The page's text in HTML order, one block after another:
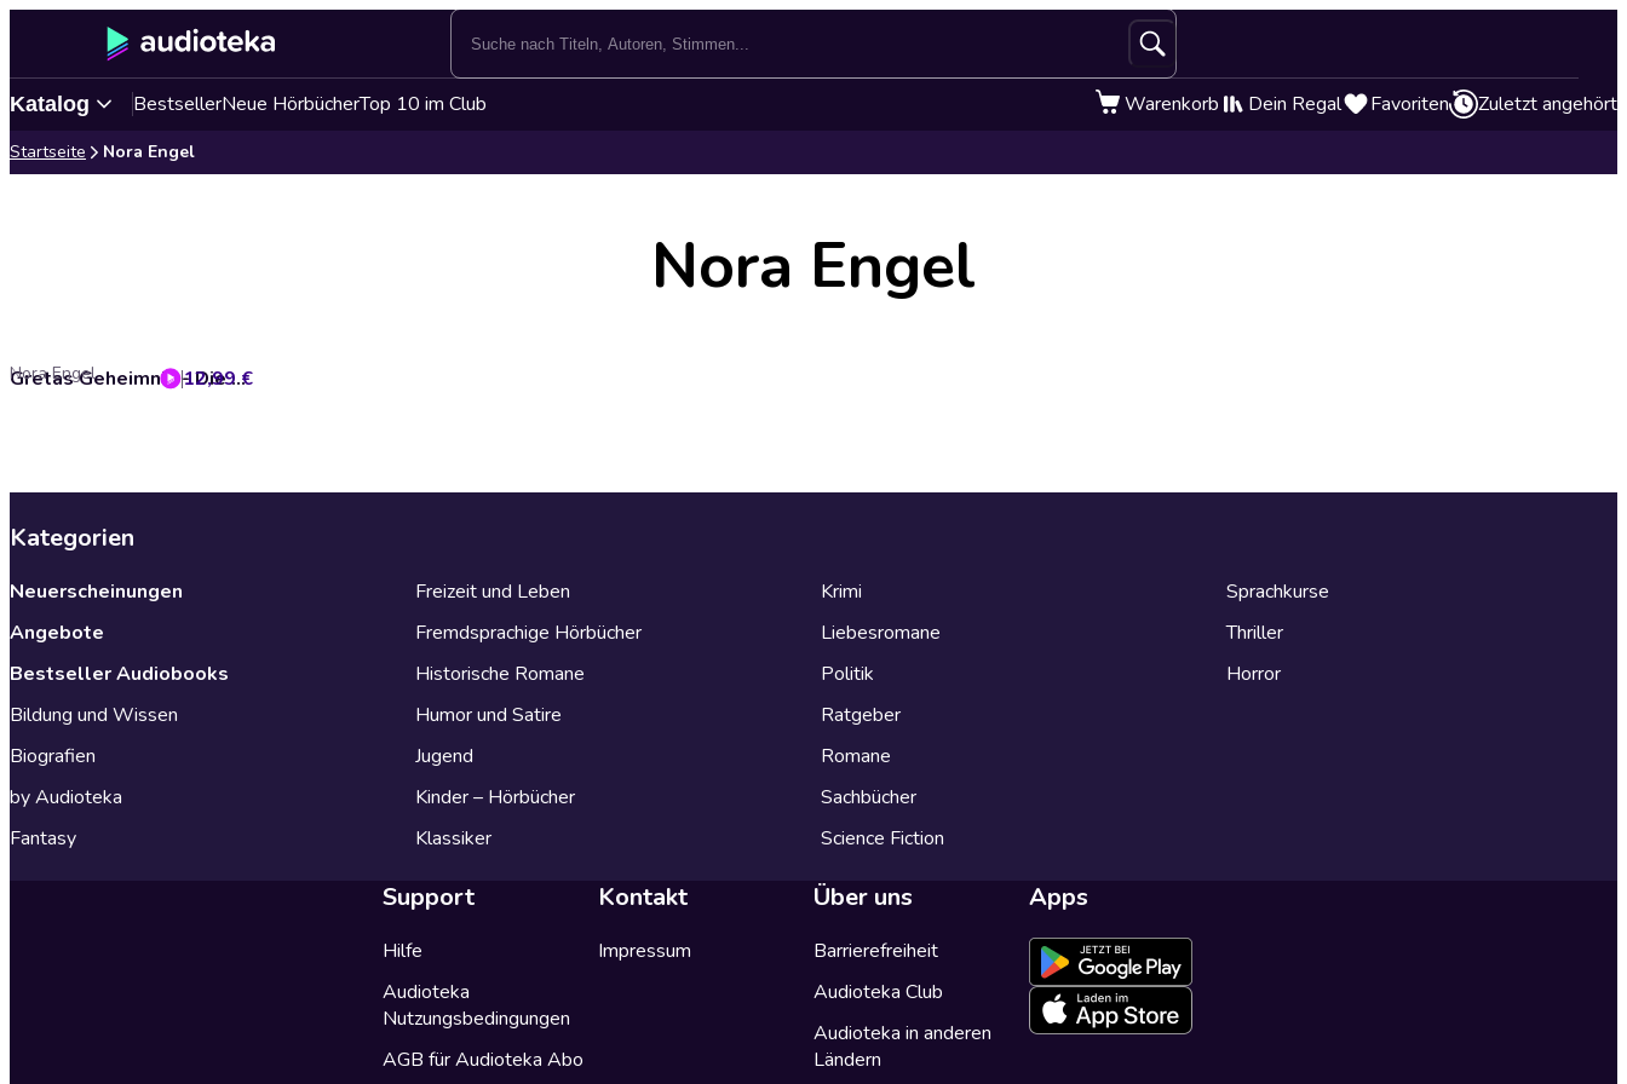
Katalog BestsellerNeue HörbücherTop 10 im Club Warenkorb Dein Regal Favoriten Zuletzt angehört
Startseite Nora Engel
Nora Engel
Gretas Geheimnis - Die Winzerin-Reihe, Band 2 (Ungekürzt)
Nora Engel 12,99 €
Kategorien
Neuerscheinungen
Angebote
Bestseller Audiobooks
Bildung und Wissen
Biografien
by Audioteka
Fantasy
Freizeit und Leben
Fremdsprachige Hörbücher
Historische Romane
Humor und Satire
Jugend
Kinder – Hörbücher
Klassiker
Krimi
Liebesromane
Politik
Ratgeber
Romane
Sachbücher
Science Fiction
Sprachkurse
Thriller
Horror
Support
Hilfe
Audioteka
Nutzungsbedingungen
AGB für Audioteka Abo
Kontakt
Impressum
Über uns
Barrierefreiheit
Audioteka Club
Audioteka in anderen
Ländern
Apps